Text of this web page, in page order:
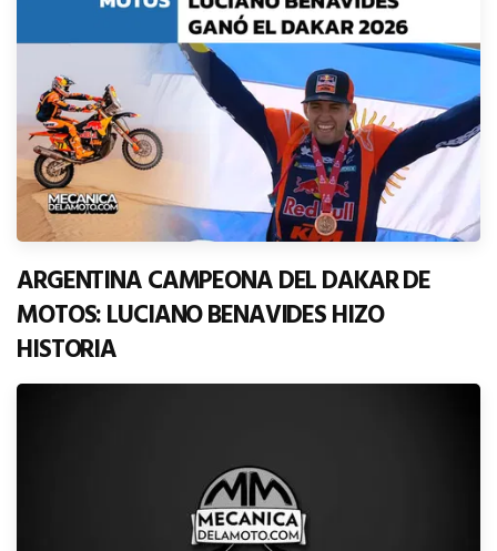
ARGENTINA CAMPEONA DEL DAKAR DE
MOTOS: LUCIANO BENAVIDES HIZO
HISTORIA